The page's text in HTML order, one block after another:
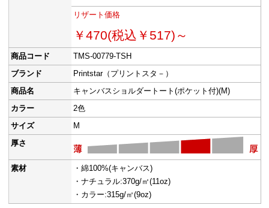
リザート価格
￥470(税込￥517)～
商品コード
TMS-00779-TSH
ブランド
Printstar（プリントスタ－）
商品名
キャンバスショルダートート(ポケット付)(M)
カラー
2色
サイズ
M
厚さ
素材
・綿100%(キャンバス)
・ナチュラル:370g/㎡(11oz)
・カラー:315g/㎡(9oz)